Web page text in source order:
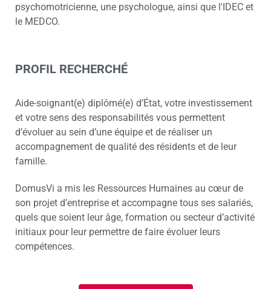
psychomotricienne, une psychologue, ainsi que l'IDEC et
le MEDCO.
PROFIL RECHERCHÉ
Aide-soignant(e) diplômé(e) d’État, votre investissement
et votre sens des responsabilités vous permettent
d’évoluer au sein d’une équipe et de réaliser un
accompagnement de qualité des résidents et de leur
famille.
DomusVi a mis les Ressources Humaines au cœur de
son projet d’entreprise et accompagne tous ses salariés,
quels que soient leur âge, formation ou secteur d’activité
initiaux pour leur permettre de faire évoluer leurs
compétences.